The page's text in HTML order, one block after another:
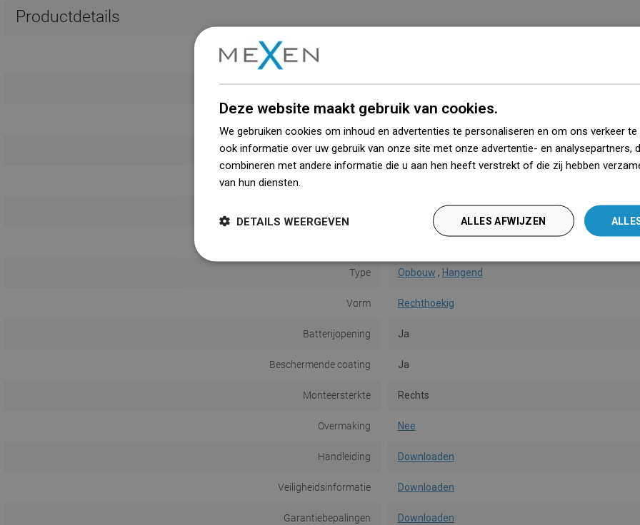
Productdetails
Langere zijde 45 cm
Kortere zijde
Hoogte 12 cm
Type Opbouw , Hangend
Vorm Rechthoekig
Batterijopening Ja
Beschermende coating Ja
Monteersterkte Rechts
Overmaking Nee
Handleiding Downloaden
Veiligheidsinformatie Downloaden
Garantiebepalingen Downloaden
Deze website maakt gebruik van cookies.
We gebruiken cookies om inhoud en advertenties te personaliseren en om ons verkeer te
ook informatie over uw gebruik van onze site met onze advertentie- en analysepartners,
combineren met andere informatie die u aan hen heeft verstrekt of die zij hebben
van hun diensten.
ALLES AFWIJZEN
DETAILS WEERGEVEN